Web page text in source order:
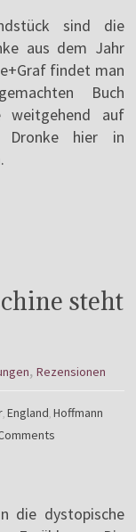
sind die
aus dem Jahr
findet man
Buch
weitgehend auf
Dronke hier in
steht
,Rezensionen
,England ,Hoffmann
die dystopische